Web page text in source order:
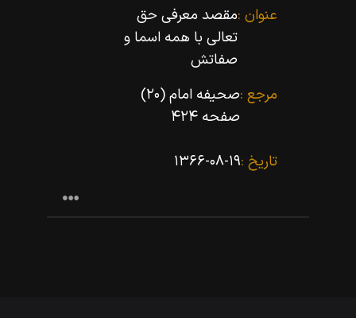
عنوان :مقصد معرفى حق
تعالى با همه اسما و
صفاتش
مرجع :صحیفه امام (۲۰)
صفحه ۴۲۴
تاریخ :۱۳۶۶-۰۸-۱۹